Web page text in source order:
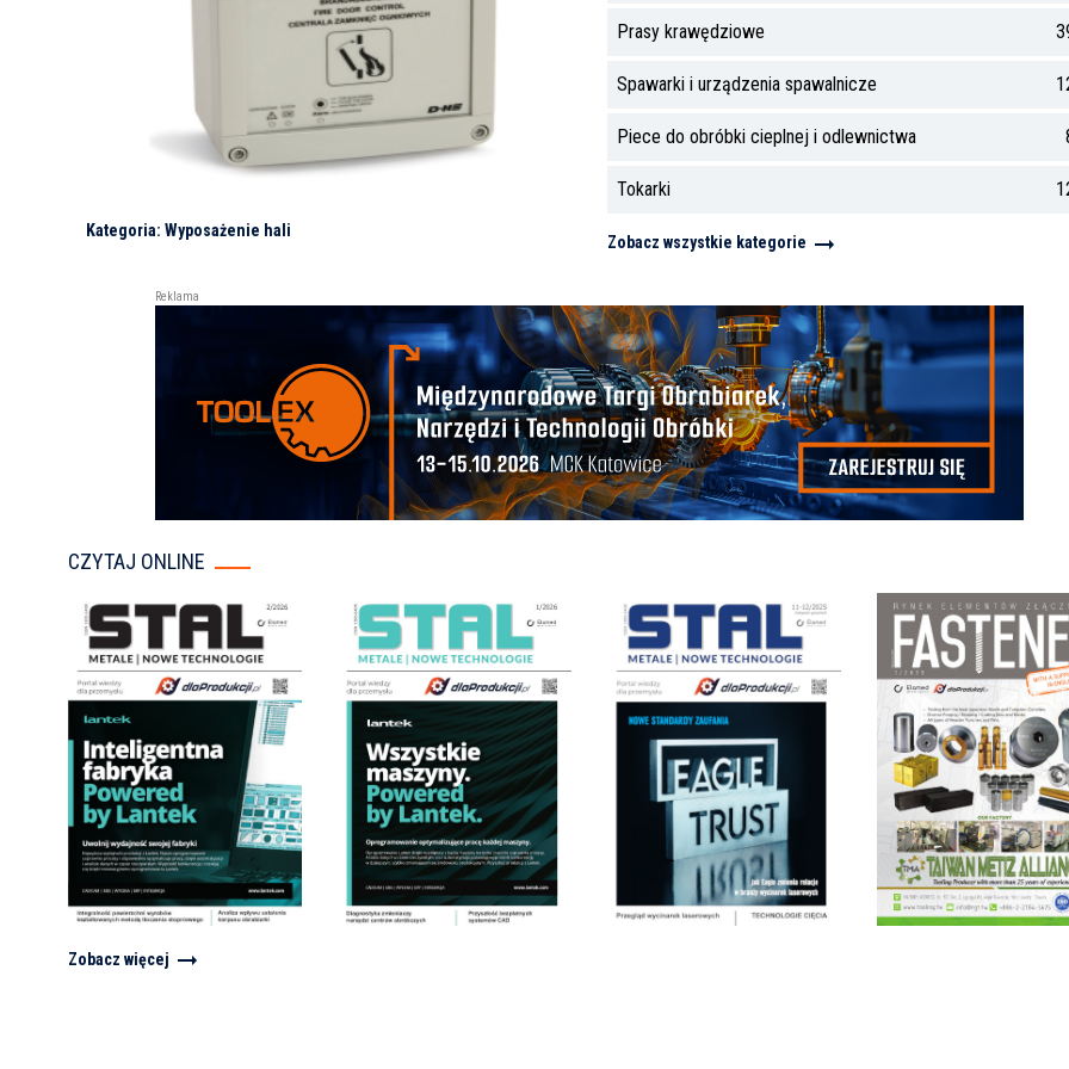
Kategoria: Wyposażenie hali
Prasy krawędziowe
Spawarki i urządzenia spawalnicze
Piece do obróbki cieplnej i odlewnictwa
Tokarki
Zobacz wszystkie kategorie
Reklama
CZYTAJ ONLINE
Zobacz więcej